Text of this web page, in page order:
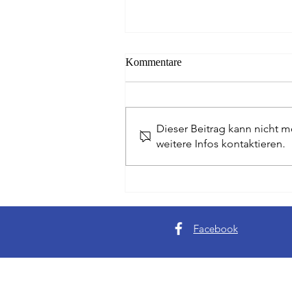
Da ist das Ding - Golfer aus
Kommentare
Dieser Beitrag kann nicht
weitere Infos kontaktieren.
Facebook